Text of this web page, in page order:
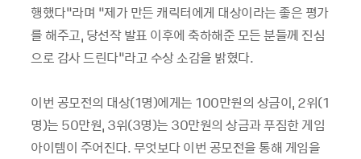
행했다”라며 “제가 만든 캐릭터에게 대상이라는 좋은 평가
를 해주고, 당선작 발표 이후에 축하해준 모든 분들께 진심
으로 감사 드린다”라고 수상 소감을 밝혔다.
이번 공모전의 대상(1명)에게는 100만원의 상금이, 2위(1
명)는 50만원, 3위(3명)는 30만원의 상금과 푸짐한 게임
아이템이 주어진다. 무엇보다 이번 공모전을 통해 게임을